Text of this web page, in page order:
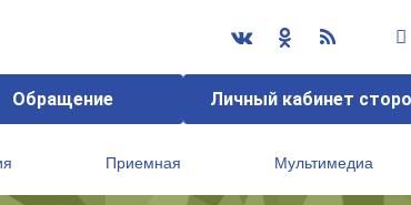
Обращение Личный кабинет
Приемная Мультимедиа